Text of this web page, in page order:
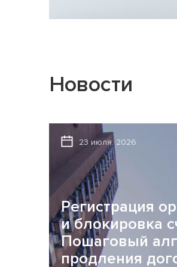
Новости
23 июля, 2026
Регистрация
и блокировка
Пошаговый
продления